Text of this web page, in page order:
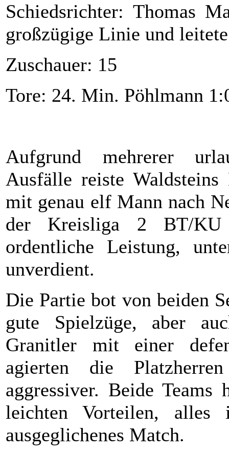
Schiedsrichter: Thomas
großzügige Linie und
Zuschauer: 15
Tore: 24. Min. Pöhlmann
Aufgrund mehrerer
Ausfälle reiste
mit genau elf Mann nach
der Kreisliga 2 BT/KU
ordentliche Leistung,
unverdient.
Die Partie bot von beiden
gute Spielzüge, aber
Granitler mit einer
agierten die
aggressiver. Beide
leichten Vorteilen,
ausgeglichenes Match.